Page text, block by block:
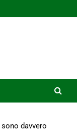
davvero